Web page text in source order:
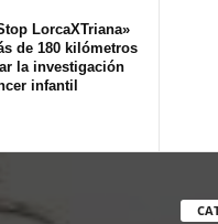
LorcaXTriana»
de 180 kilómetros
la investigación
infantil